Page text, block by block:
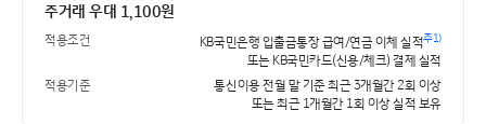
주거래 우대 1,100원
적용조건 KB국민은행 입출금통장 급여/연금 이체 실적주1)
또는 KB국민카드(신용/체크) 결제 실적
적용기준
통신이용 전월 말 기준 최근 3개월간 2회 이상
또는 최근 1개월간 1회 이상 실적 보유